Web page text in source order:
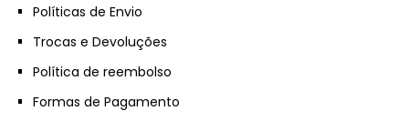
Políticas de Envio
Trocas e Devoluções
Política de reembolso
Formas de Pagamento